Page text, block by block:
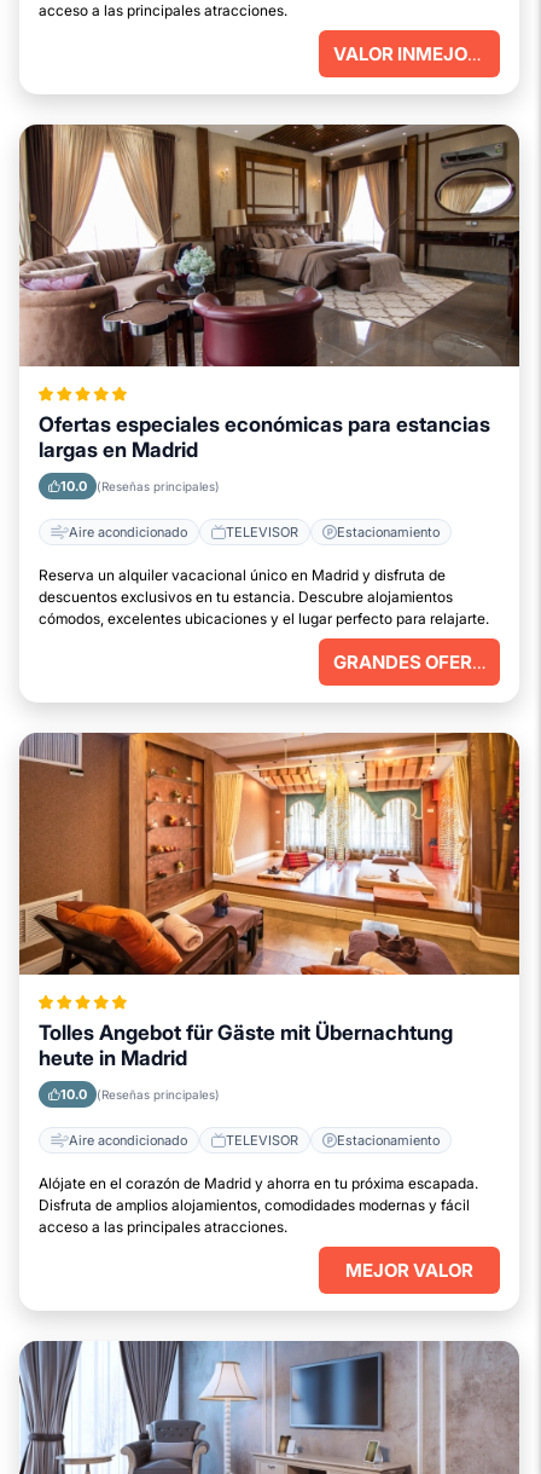
acceso a las principales atracciones.
VALOR INMEJORABLE
Ofertas especiales económicas para estancias
largas en Madrid
10.0 (Reseñas principales)
Aire acondicionado TELEVISOR Estacionamiento
Reserva un alquiler vacacional único en Madrid y disfruta de
descuentos exclusivos en tu estancia. Descubre alojamientos
cómodos, excelentes ubicaciones y el lugar perfecto para relajarte.
GRANDES OFERTAS
Tolles Angebot für Gäste mit Übernachtung
heute in Madrid
10.0 (Reseñas principales)
Aire acondicionado TELEVISOR Estacionamiento
Alójate en el corazón de Madrid y ahorra en tu próxima escapada.
Disfruta de amplios alojamientos, comodidades modernas y fácil
acceso a las principales atracciones.
MEJOR VALOR